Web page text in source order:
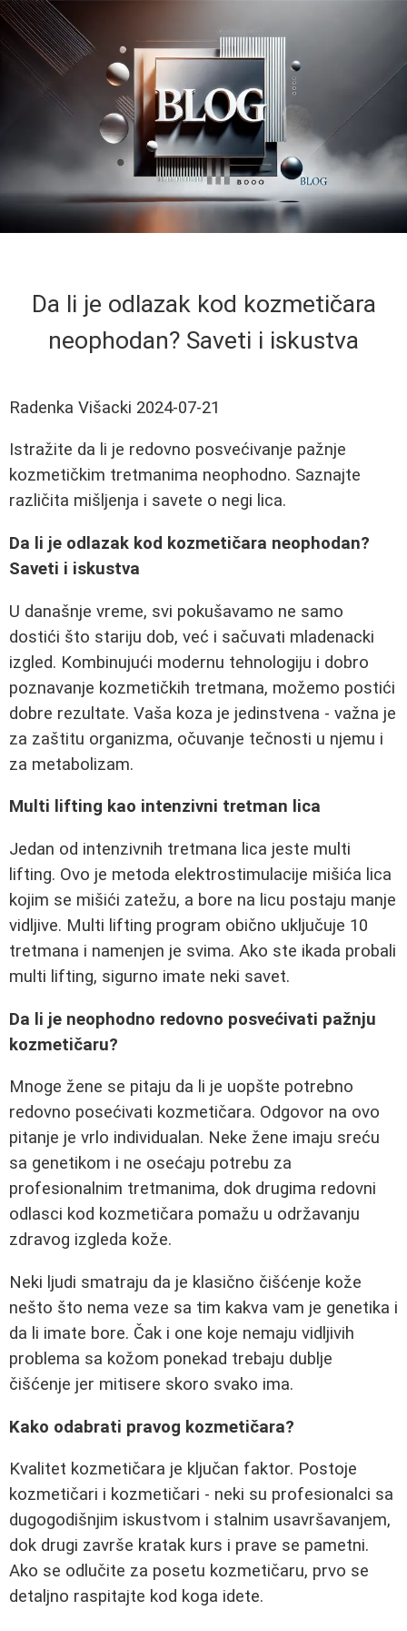
Da li je odlazak kod kozmetičara
neophodan? Saveti i iskustva
Radenka Višacki 2024-07-21
Istražite da li je redovno posvećivanje pažnje
kozmetičkim tretmanima neophodno. Saznajte
različita mišljenja i savete o negi lica.
Da li je odlazak kod kozmetičara neophodan?
Saveti i iskustva
U današnje vreme, svi pokušavamo ne samo
dostići što stariju dob, već i sačuvati mladenacki
izgled. Kombinujući modernu tehnologiju i dobro
poznavanje kozmetičkih tretmana, možemo postići
dobre rezultate. Vaša koza je jedinstvena - važna je
za zaštitu organizma, očuvanje tečnosti u njemu i
za metabolizam.
Multi lifting kao intenzivni tretman lica
Jedan od intenzivnih tretmana lica jeste multi
lifting. Ovo je metoda elektrostimulacije mišića lica
kojim se mišići zatežu, a bore na licu postaju manje
vidljive. Multi lifting program obično uključuje 10
tretmana i namenjen je svima. Ako ste ikada probali
multi lifting, sigurno imate neki savet.
Da li je neophodno redovno posvećivati pažnju
kozmetičaru?
Mnoge žene se pitaju da li je uopšte potrebno
redovno posećivati kozmetičara. Odgovor na ovo
pitanje je vrlo individualan. Neke žene imaju sreću
sa genetikom i ne osećaju potrebu za
profesionalnim tretmanima, dok drugima redovni
odlasci kod kozmetičara pomažu u održavanju
zdravog izgleda kože.
Neki ljudi smatraju da je klasično čišćenje kože
nešto što nema veze sa tim kakva vam je genetika i
da li imate bore. Čak i one koje nemaju vidljivih
problema sa kožom ponekad trebaju dublje
čišćenje jer mitisere skoro svako ima.
Kako odabrati pravog kozmetičara?
Kvalitet kozmetičara je ključan faktor. Postoje
kozmetičari i kozmetičari - neki su profesionalci sa
dugogodišnjim iskustvom i stalnim usavršavanjem,
dok drugi završe kratak kurs i prave se pametni.
Ako se odlučite za posetu kozmetičaru, prvo se
detaljno raspitajte kod koga idete.